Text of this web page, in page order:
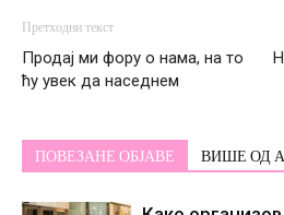
Претходни текст
Продај ми фору о нама, на то
ћу увек да наседнем
ПОВЕЗАНЕ ОБЈАВЕ ВИШЕ ОД